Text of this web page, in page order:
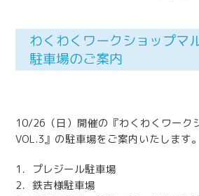
わくわくワークショップマ
駐車場のご案内
10/26（日）開催の『わくわくワーク
VOL.3』の駐車場をご案内いたします。
1．プレジール駐車場
2．鉄吉様駐車場